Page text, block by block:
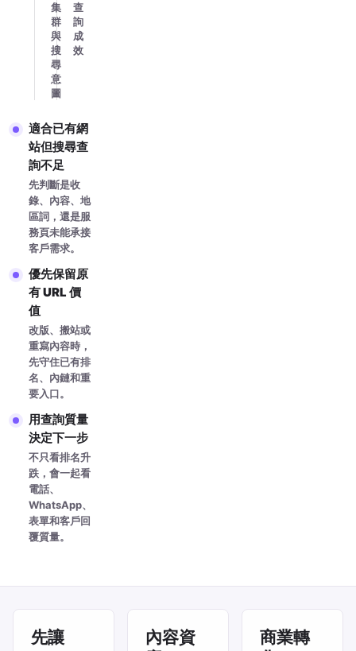
集
群
與
搜
尋
意
圖
查
詢
成
效
適合已有網
站但搜尋查
詢不足
先判斷是收
錄、內容、地
區詞，還是服
務頁未能承接
客戶需求。
優先保留原
有 URL 價
值
改版、搬站或
重寫內容時，
先守住已有排
名、內鏈和重
要入口。
用查詢質量
決定下一步
不只看排名升
跌，會一起看
電話、
WhatsApp、
表單和客戶回
覆質量。
先讓
內容資
商業轉